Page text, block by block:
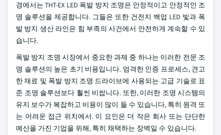
경에서는 THT-EX LED 폭발 방지 조명은 안정적이고 안정적인 조
명 솔루션을 제공합니다. 그들은 또한 건전지 백업 LED 빛과 폭
발 방지 생산 라인은 힘 부족의 사건에서 안전하게 계속할 수 있
습니다.
폭발 방지 조명 시장에서 중요한 과제 중 하나는 이러한 전문 조
명 솔루션의 높은 초기 비용입니다. 엄격한 인증 프로세스, 견고
한 재료 및 폭발 방지 조명 드라이브에 사용되는 고급 기술로 표
준 조명 솔루션보다 훨씬 비쌉니다. 또한, 이러한 조명 시스템의
유지 보수가 복잡하고 비용이 많이 들 수 있습니다, 특히 원격 또
는 어려운 접근 위치에서. 이 요인은 더 작은 회사 또는 단단한
예산을 가진 기업을 위해, 특히 채택하는 장벽일 수 있습니다.